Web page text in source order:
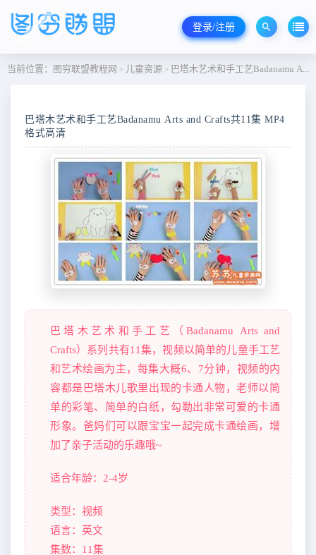
登录/注册
当前位置： 图穷联盟教程网 > 儿童资源 > 巴塔木艺术和手工艺Badanamu Arts and Crafts共11集 MP4格式高清
巴塔木艺术和手工艺Badanamu Arts and Crafts共11集 MP4
格式高清
巴塔木艺术和手工艺（Badanamu Arts and
Crafts）系列共有11集，视频以简单的儿童手工艺
和艺术绘画为主，每集大概6、7分钟，视频的内
容都是巴塔木儿歌里出现的卡通人物，老师以简
单的彩笔、简单的白纸，勾勒出非常可爱的卡通
形象。爸妈们可以跟宝宝一起完成卡通绘画，增
加了亲子活动的乐趣哦~
适合年龄：2-4岁
类型：视频
语言：英文
集数：11集